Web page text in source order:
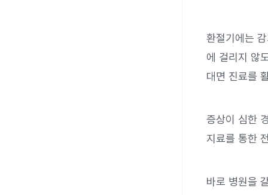
환절기에는
에 걸리지 않
대면 진료를
증상이 심한
지료를 통한
바로 병원을